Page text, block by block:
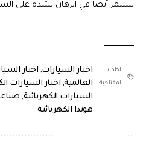
تستمر أيضًا في الرهان بشدة على
الكلمات
المفتاحية:
اخبار السيارات, اخبار
العالمية, اخبار السيارات
السيارات الكهربائية,
هوندا الكهربائية